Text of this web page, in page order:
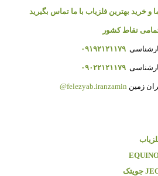
و خرید بهترین فلزیاب با ما تماس بگیرید
نقاط کشور
۰۹۱۹۲۱۲۱۱۷۹
۰۹۰۲۲۱۲۱۱۷۹
زمین felezyab.iranzamin@